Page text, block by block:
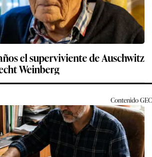
el superviviente de Auschwitz
Weinberg
ContenidoGEC